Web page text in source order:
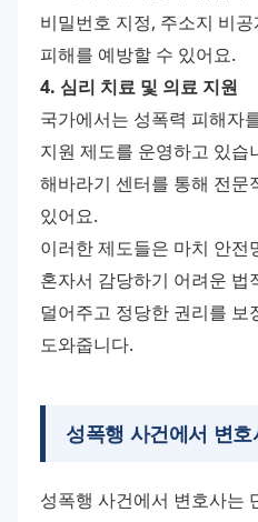
비밀번호 지정, 주소지 비
피해를 예방할 수 있어요.
4. 심리 치료 및 의료 지원
국가에서는 성폭력 피해자
지원 제도를 운영하고 있
해바라기 센터를 통해 전문
있어요.
이러한 제도들은 마치 안전
혼자서 감당하기 어려운 법
덜어주고 정당한 권리를 보
도와줍니다.
성폭행 사건에서 변
성폭행 사건에서 변호사는